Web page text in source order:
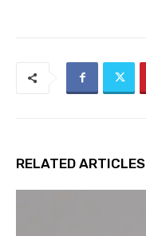
RELATED ARTICLES